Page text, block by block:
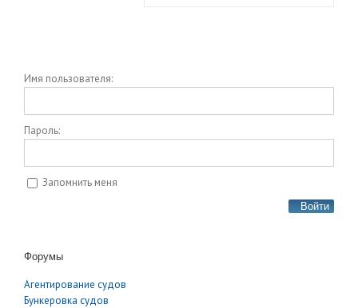
Имя пользователя:
Пароль:
Запомнить меня
Войти
Форумы
Агентирование судов
Бункеровка судов